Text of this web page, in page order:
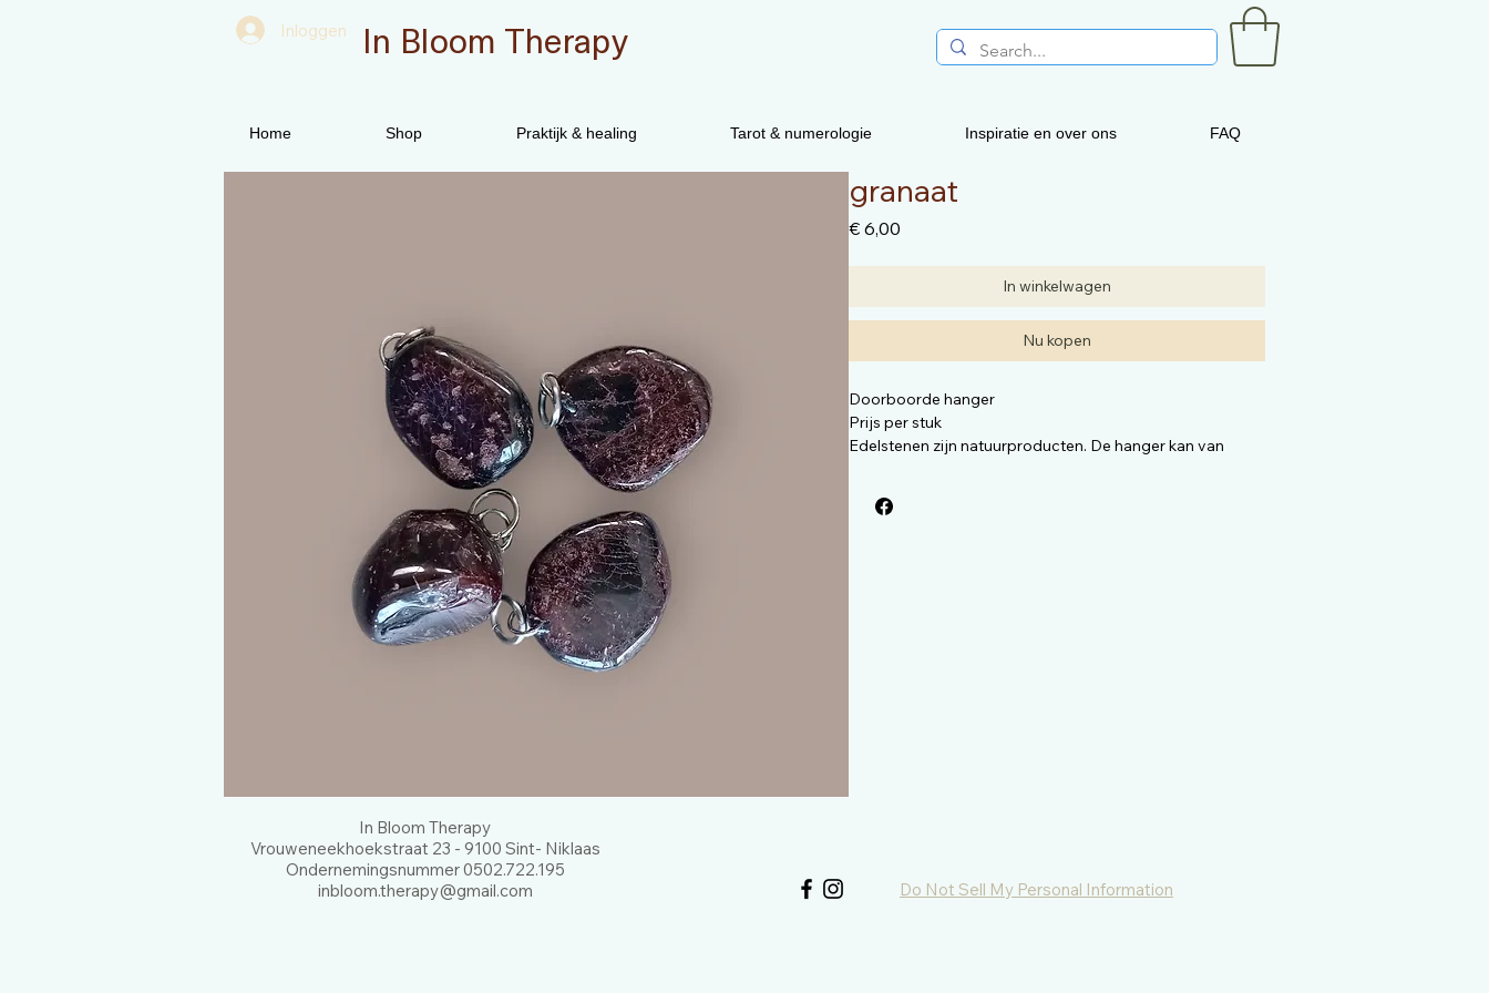
Inloggen In Bloom Therapy
Home Shop Praktijk & healing Tarot & numerologie Inspiratie en over ons FAQ
granaat
€ 6,00
In winkelwagen
Nu kopen
Doorboorde hanger
Prijs per stuk
Edelstenen zijn natuurproducten. De hanger kan van
In Bloom Therapy
Vrouweneekhoekstraat 23 - 9100 Sint- Niklaas
Ondernemingsnummer 0502.722.195
inbloom.therapy@gmail.com
Do Not Sell My Personal Information